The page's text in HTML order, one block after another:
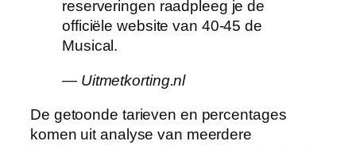
reserveringen raadpleeg je de
officiële website van 40-45 de
Musical.
— Uitmetkorting.nl
De getoonde tarieven en percentages
komen uit analyse van meerdere